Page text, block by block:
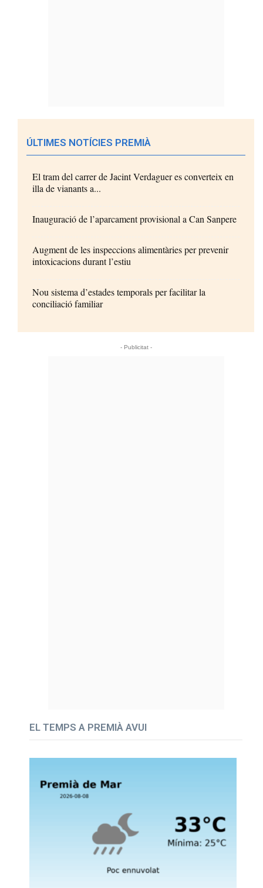
ÚLTIMES NOTÍCIES PREMIÀ
El tram del carrer de Jacint Verdaguer es converteix en
illa de vianants a...
Inauguració de l’aparcament provisional a Can Sanpere
Augment de les inspeccions alimentàries per prevenir
intoxicacions durant l’estiu
Nou sistema d’estades temporals per facilitar la
conciliació familiar
- Publicitat -
EL TEMPS A PREMIÀ AVUI